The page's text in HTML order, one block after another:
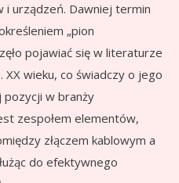
urządzeń. Dawniej termin
„pion
pojawiać się w literaturze
wieku, co świadczy o jego
pozycji w branży
zespołem elementów,
złączem kablowym a
do efektywnego